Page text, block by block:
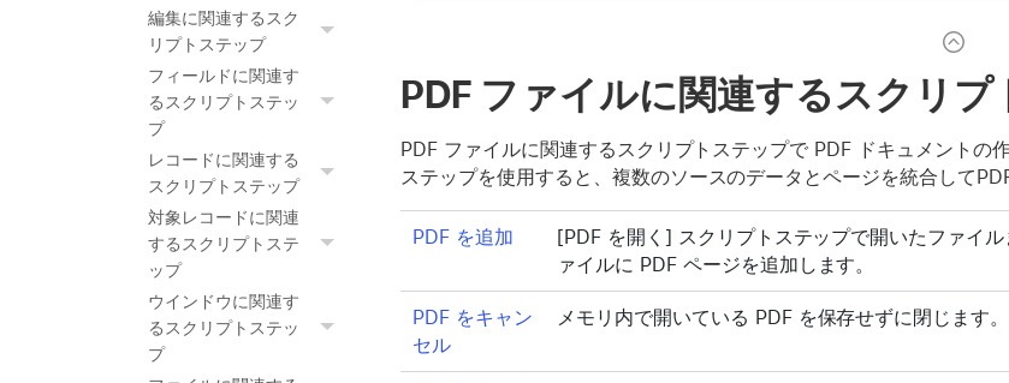
編集に関連するスク
リプトステップ
フィールドに関連す
るスクリプトステッ
プ
レコードに関連する
スクリプトステップ
対象レコードに関連
するスクリプトステ
ップ
ウインドウに関連す
るスクリプトステッ
プ
PDF ファイルに関連するスクリ
PDF ファイルに関連するスクリプトステップで PDF ドキュメントの
ステップを使用すると、複数のソースのデータとページを統合して
PDF を追加
[PDF を開く] スクリプトステップで開いたファイ
ァイルに PDF ページを追加します。
PDF をキャン
セル
メモリ内で開いている PDF を保存せずに閉じます。